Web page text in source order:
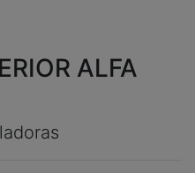
ALFA